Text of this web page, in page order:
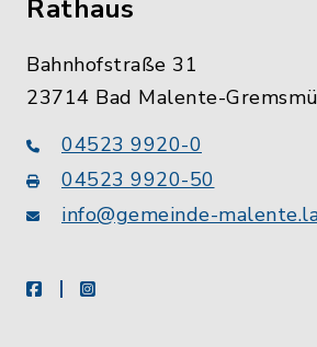
Rathaus
Bahnhofstraße 31
23714 Bad Malente-
04523 9920-0
04523 9920-50
info@gemeinde-
facebookinstagram